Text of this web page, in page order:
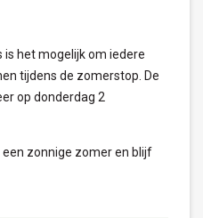
het mogelijk om iedere
tijdens de zomerstop. De
op donderdag 2
zonnige zomer en blijf